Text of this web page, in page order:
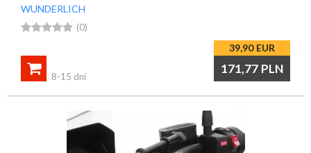
WUNDERLICH
 (0)
39,90 EUR
171,77 PLN

8-15 dni